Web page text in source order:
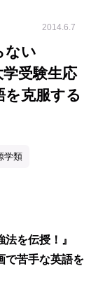
2014.6.7
ない
受験生応
克服する
学類
法を伝授！』
苦手な英語を